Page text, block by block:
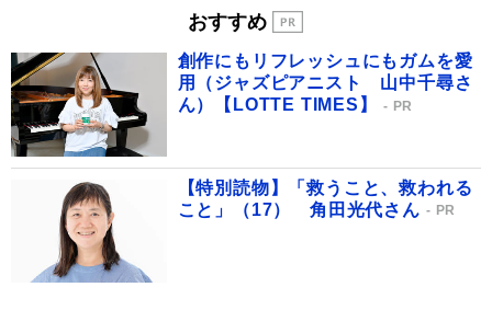
おすすめ
創作にもリフレッシュにもガムを愛
用（ジャズピアニスト 山中千尋さ
ん）【LOTTE TIMES】
PR
【特別読物】「救うこと、救われる
こと」（17） 角田光代さん
PR